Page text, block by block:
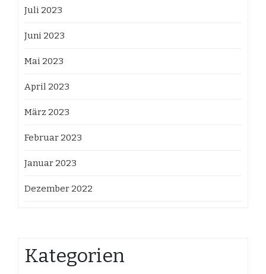
Juli 2023
Juni 2023
Mai 2023
April 2023
März 2023
Februar 2023
Januar 2023
Dezember 2022
Kategorien